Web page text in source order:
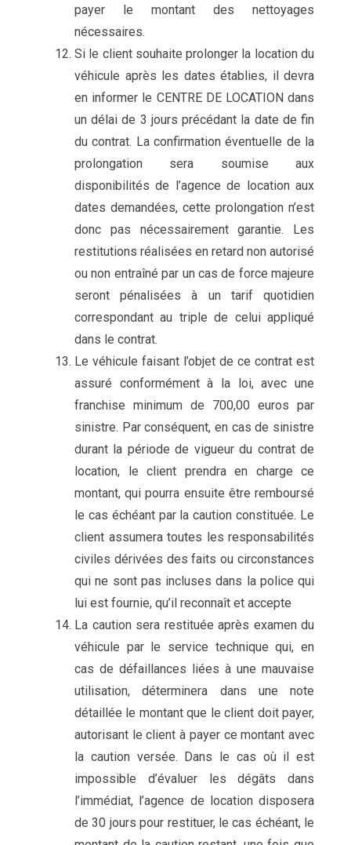
payer le montant des nettoyages
nécessaires.
Si le client souhaite prolonger la location du
véhicule après les dates établies, il devra
en informer le CENTRE DE LOCATION dans
un délai de 3 jours précédant la date de fin
du contrat. La confirmation éventuelle de la
prolongation sera soumise aux
disponibilités de l’agence de location aux
dates demandées, cette prolongation n’est
donc pas nécessairement garantie. Les
restitutions réalisées en retard non autorisé
ou non entraîné par un cas de force majeure
seront pénalisées à un tarif quotidien
correspondant au triple de celui appliqué
dans le contrat.
Le véhicule faisant l’objet de ce contrat est
assuré conformément à la loi, avec une
franchise minimum de 700,00 euros par
sinistre. Par conséquent, en cas de sinistre
durant la période de vigueur du contrat de
location, le client prendra en charge ce
montant, qui pourra ensuite être remboursé
le cas échéant par la caution constituée. Le
client assumera toutes les responsabilités
civiles dérivées des faits ou circonstances
qui ne sont pas incluses dans la police qui
lui est fournie, qu’il reconnaît et accepte
La caution sera restituée après examen du
véhicule par le service technique qui, en
cas de défaillances liées à une mauvaise
utilisation, déterminera dans une note
détaillée le montant que le client doit payer,
autorisant le client à payer ce montant avec
la caution versée. Dans le cas où il est
impossible d’évaluer les dégâts dans
l’immédiat, l’agence de location disposera
de 30 jours pour restituer, le cas échéant, le